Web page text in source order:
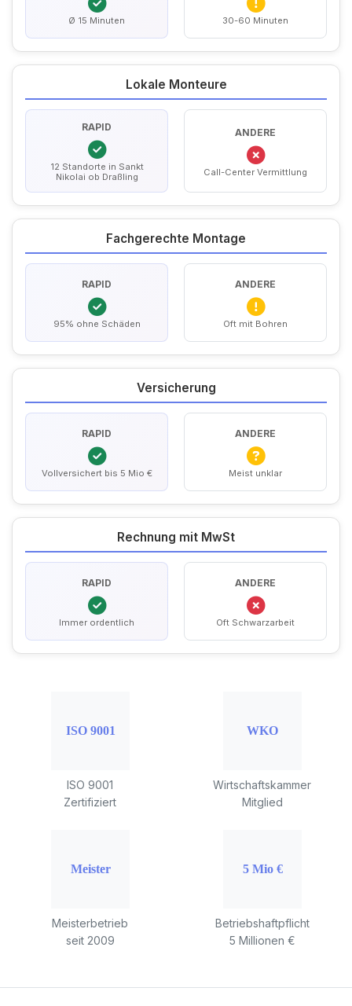
Ø 15 Minuten 30-60 Minuten
Lokale Monteure
RAPID
12 Standorte in Sankt
Nikolai ob Draßling
ANDERE
Call-Center Vermittlung
Fachgerechte Montage
RAPID
95% ohne Schäden
ANDERE
Oft mit Bohren
Versicherung
RAPID
Vollversichert bis 5 Mio €
ANDERE
Meist unklar
Rechnung mit MwSt
RAPID
Immer ordentlich
ANDERE
Oft Schwarzarbeit
ISO 9001
Zertifiziert
Wirtschaftskammer
Mitglied
Meisterbetrieb
seit 2009
Betriebshaftpflicht
5 Millionen €